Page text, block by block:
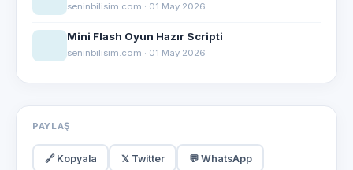
seninbilisim.com · 01 May 2026
Mini Flash Oyun Hazır Scripti
seninbilisim.com · 01 May 2026
PAYLAŞ
🔗 Kopyala 𝕏 Twitter 💬 WhatsApp